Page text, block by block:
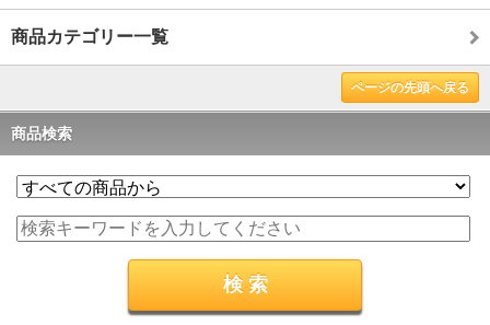
商品カテゴリー一覧
ページの先頭へ戻る
商品検索